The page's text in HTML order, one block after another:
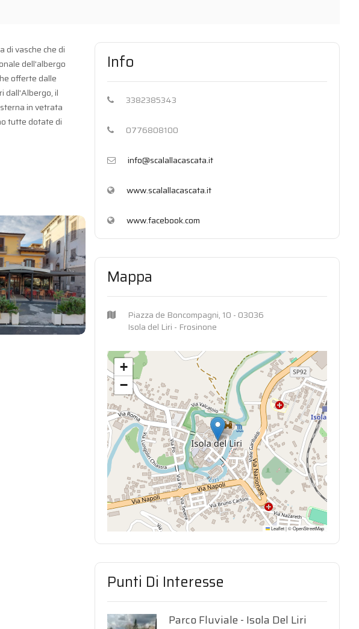
di vasche che di
dell'albergo
offerte dalle
dall'Albergo, il
in vetrata
tutte dotate di
Info
3382385343
0776808100
info@scalallacascata.it
www.scalallacascata.it
www.facebook.com
Mappa
Piazza de Boncompagni, 10 - 03036
Isola del Liri - Frosinone
+
−
Leaflet|©OpenStreetMap
Punti Di Interesse
Parco Fluviale - Isola Del Liri